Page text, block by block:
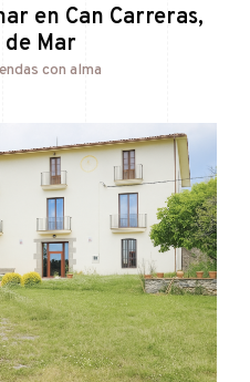
en Can Carreras,
de Mar
con alma